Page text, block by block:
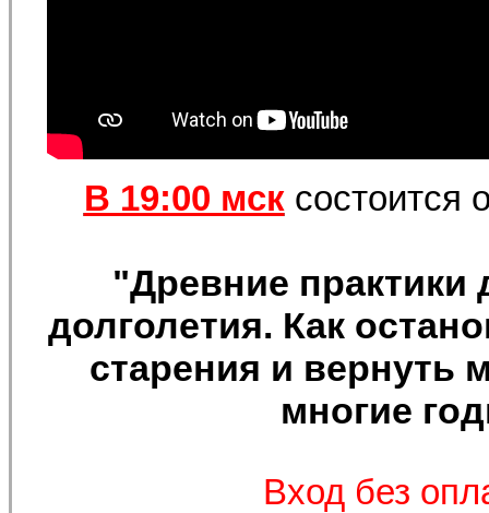
В 19:00 мсксостоится
"Древние практики
долголетия. Как
старения и вернуть
многие
Вход без